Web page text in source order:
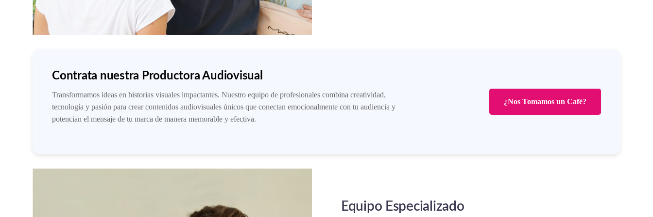
Contrata nuestra Productora Audiovisual
Transformamos ideas en historias visuales impactantes. Nuestro equipo de profesionales combina creatividad,
tecnología y pasión para crear contenidos audiovisuales únicos que conectan emocionalmente con tu audiencia y
potencian el mensaje de tu marca de manera memorable y efectiva.
¿Nos Tomamos un Café?
Equipo Especializado